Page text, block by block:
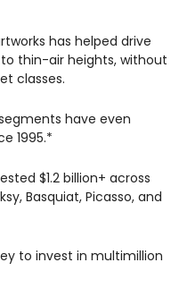
has helped drive
thin-air heights, without
classes.
have even
1995.*
$1.2 billion+ across
Basquiat, Picasso, and
to invest in multimillion